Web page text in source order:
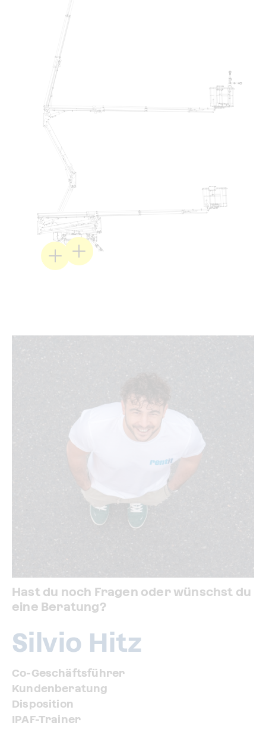
Hast du noch Fragen oder wünschst du
eine Beratung?
Silvio Hitz
Co-Geschäftsführer
Kundenberatung
Disposition
IPAF-Trainer